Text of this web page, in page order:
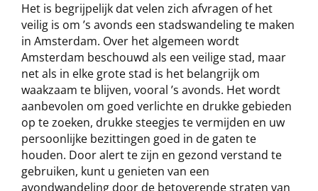
Het is begrijpelijk dat velen zich afvragen of het
veilig is om ’s avonds een stadswandeling te maken
in Amsterdam. Over het algemeen wordt
Amsterdam beschouwd als een veilige stad, maar
net als in elke grote stad is het belangrijk om
waakzaam te blijven, vooral ’s avonds. Het wordt
aanbevolen om goed verlichte en drukke gebieden
op te zoeken, drukke steegjes te vermijden en uw
persoonlijke bezittingen goed in de gaten te
houden. Door alert te zijn en gezond verstand te
gebruiken, kunt u genieten van een
avondwandeling door de betoverende straten van